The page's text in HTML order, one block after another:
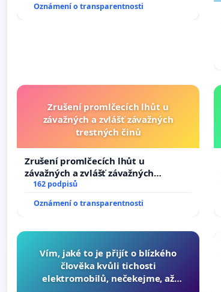
Oznámení o transparentnosti
Zrušení promlčecích lhůt u
závažných a zvlášť závažných
trestných činů
Zrušení promlčecích lhůt u
závažných a zvlášť závažných
trestných činů
162 podpisů
Oznámení o transparentnosti
Vím, jaké to je přijít o blízkého
člověka kvůli tichosti
elektromobilů, nečekejme, až